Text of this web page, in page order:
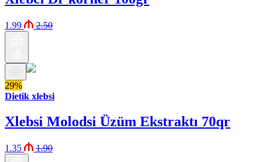
1.99 2.50
29%
Dietik xlebsi
Xlebsi Molodsi Üzüm Ekstraktı 70qr
1.35 1.90